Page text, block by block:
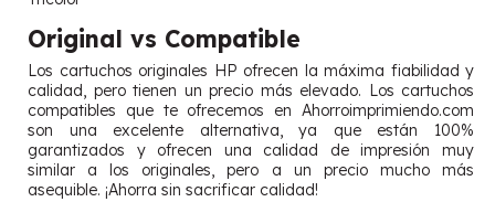
Original vs Compatible
Los cartuchos originales HP ofrecen la máxima fiabilidad y
calidad, pero tienen un precio más elevado. Los cartuchos
compatibles que te ofrecemos en Ahorroimprimiendo.com
son una excelente alternativa, ya que están 100%
garantizados y ofrecen una calidad de impresión muy
similar a los originales, pero a un precio mucho más
asequible. ¡Ahorra sin sacrificar calidad!